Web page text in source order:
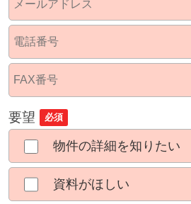
要望 必須
物件の詳細を知りたい
資料がほしい